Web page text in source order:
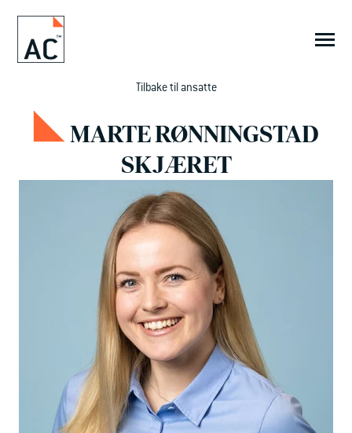
Toggle
PEOPLE LAB.™
Ledige stillinger
Ta kontakt
Tilbake til ansatte
MARTE RØNNINGSTAD
SKJÆRET